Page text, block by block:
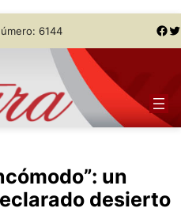
6144 Facebook Twitter
un
desierto